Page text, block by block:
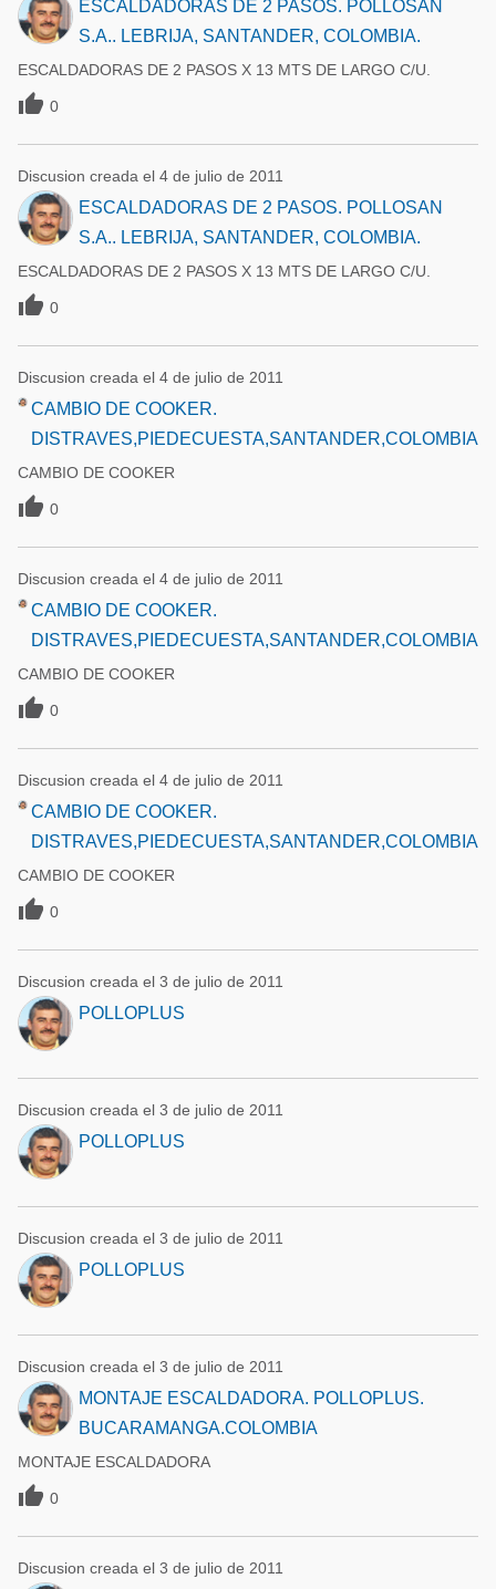
ESCALDADORAS DE 2 PASOS. POLLOSAN
S.A.. LEBRIJA, SANTANDER, COLOMBIA.
ESCALDADORAS DE 2 PASOS X 13 MTS DE LARGO C/U.
 0
Discusion creada el 4 de julio de 2011
ESCALDADORAS DE 2 PASOS. POLLOSAN
S.A.. LEBRIJA, SANTANDER, COLOMBIA.
ESCALDADORAS DE 2 PASOS X 13 MTS DE LARGO C/U.
 0
Discusion creada el 4 de julio de 2011
CAMBIO DE COOKER.
DISTRAVES,PIEDECUESTA,SANTANDER,COLOMBIA
CAMBIO DE COOKER
 0
Discusion creada el 4 de julio de 2011
CAMBIO DE COOKER.
DISTRAVES,PIEDECUESTA,SANTANDER,COLOMBIA
CAMBIO DE COOKER
 0
Discusion creada el 4 de julio de 2011
CAMBIO DE COOKER.
DISTRAVES,PIEDECUESTA,SANTANDER,COLOMBIA
CAMBIO DE COOKER
 0
Discusion creada el 3 de julio de 2011
POLLOPLUS
Discusion creada el 3 de julio de 2011
POLLOPLUS
Discusion creada el 3 de julio de 2011
POLLOPLUS
Discusion creada el 3 de julio de 2011
MONTAJE ESCALDADORA. POLLOPLUS.
BUCARAMANGA.COLOMBIA
MONTAJE ESCALDADORA
 0
Discusion creada el 3 de julio de 2011